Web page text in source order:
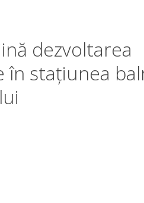
dezvoltarea
stațiunea